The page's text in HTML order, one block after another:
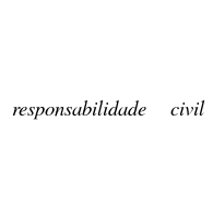
responsabilidade civil